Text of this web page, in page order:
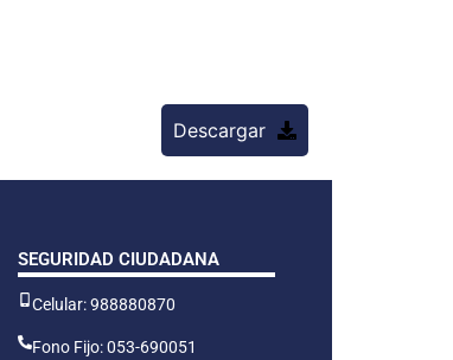
Descargar
SEGURIDAD CIUDADANA
Celular: 988880870
Fono Fijo: 053-690051